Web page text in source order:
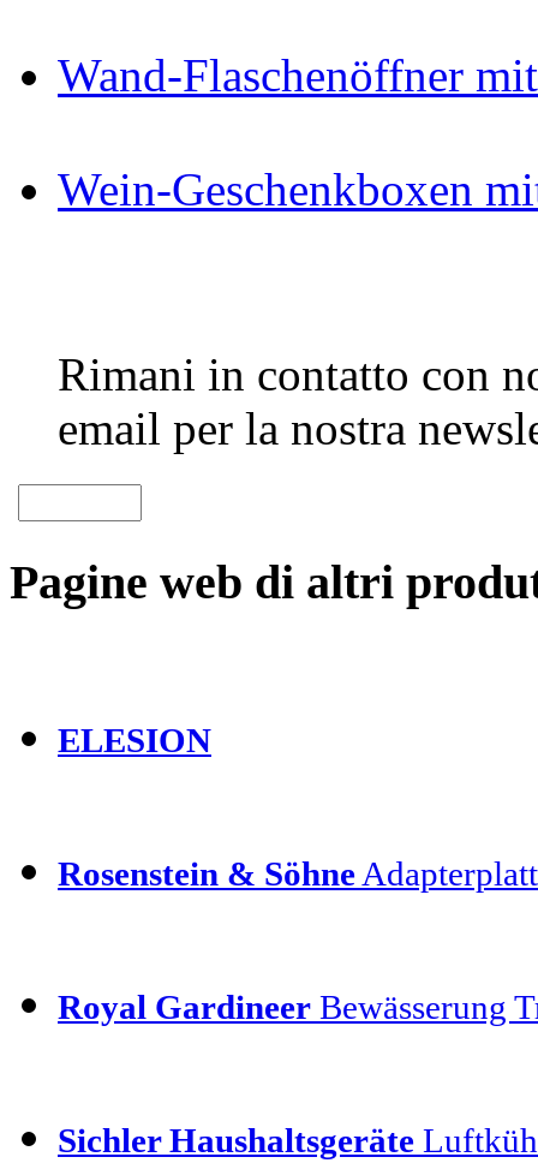
Wand-Flaschenöffner
Wein-Geschenkboxen
Rimani in contatto con
email per la nostra
Pagine web di altri
ELESION
Rosenstein & Söhne
Royal Gardineer Bewässerung
Sichler Haushaltsgeräte